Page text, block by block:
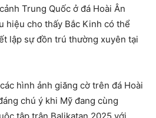
Trung Quốc ở đá Hoài Ân
hiệu cho thấy Bắc Kinh có thể
lập sự đồn trú thường xuyên tại
hình ảnh giăng cờ trên đá Hoài
chú ý khi Mỹ đang cùng